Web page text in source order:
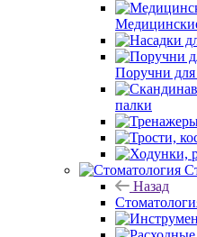
Поручни
палки
Назад